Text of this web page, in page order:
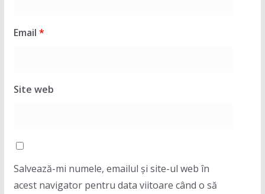
Email *
Site web
Salvează-mi numele, emailul și site-ul web în
acest navigator pentru data viitoare când o să